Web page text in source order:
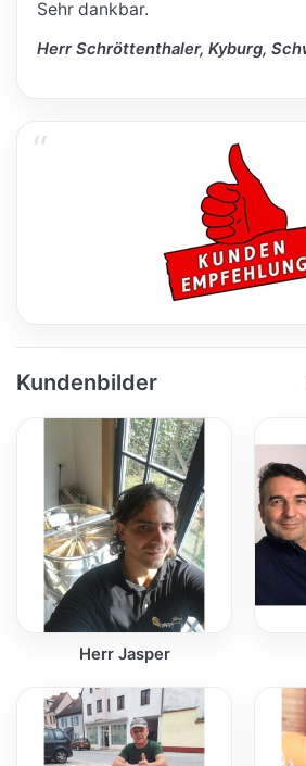
Sehr dankbar.
Herr Schröttenthaler, Kyburg,
Kundenbilder
Herr Jasper